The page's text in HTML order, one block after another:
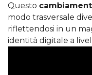
Questo
modo trasversale
riflettendosi in un
identità digitale a